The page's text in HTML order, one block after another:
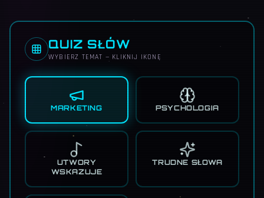
QUIZ SŁÓW
WYBIERZ TEMAT — KLIKNIJ IKONĘ
MARKETING PSYCHOLOGIA
UTWORY
WSKAZUJE
TRUDNE SŁOWA